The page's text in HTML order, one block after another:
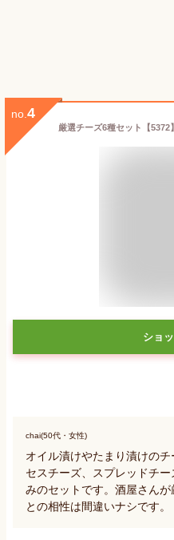
no. 4
ショ
chai(50代・女性)
オイル漬けやたまり漬けの
セスチーズ、スプレッドチ
みのセットです。酒屋さん
との相性は間違いナシです。